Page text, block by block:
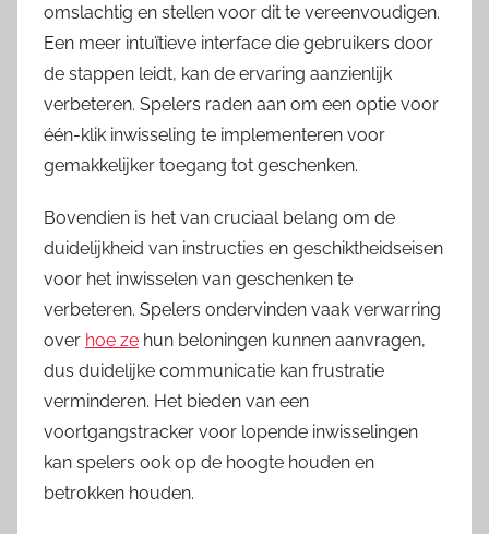
omslachtig en stellen voor dit te vereenvoudigen.
Een meer intuïtieve interface die gebruikers door
de stappen leidt, kan de ervaring aanzienlijk
verbeteren. Spelers raden aan om een optie voor
één-klik inwisseling te implementeren voor
gemakkelijker toegang tot geschenken.
Bovendien is het van cruciaal belang om de
duidelijkheid van instructies en geschiktheidseisen
voor het inwisselen van geschenken te
verbeteren. Spelers ondervinden vaak verwarring
over hoe ze hun beloningen kunnen aanvragen,
dus duidelijke communicatie kan frustratie
verminderen. Het bieden van een
voortgangstracker voor lopende inwisselingen
kan spelers ook op de hoogte houden en
betrokken houden.